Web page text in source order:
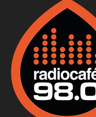
Boston,
Apr 9, 2026 • 00:37:17
Fermentáljunk, a
Apr 3, 2026 • 00:36:07